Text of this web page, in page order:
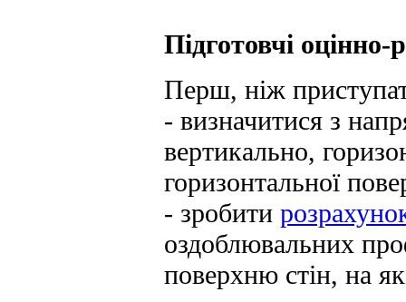
Підготовчі оцінно-
Перш, ніж
- визначитися з
вертикально,
горизонтальної
- зробити
оздоблювальних
поверхню стін, на